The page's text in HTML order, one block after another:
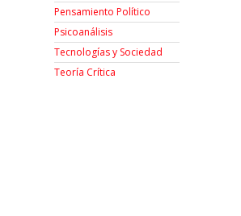
Pensamiento Político
Psicoanálisis
Tecnologías y Sociedad
Teoría Crítica